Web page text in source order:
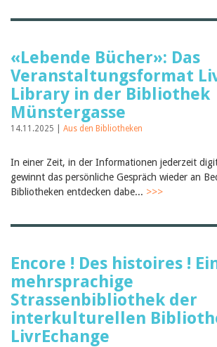
März 2026
September 2025
Juli 2025
Juni 2025
März 2025
Februar 2025
2024
2021
2020
2019
2014
2013
2012
«Lebende Bücher»: Das
Veranstaltungsformat
Library in der Bibliothek
Münstergasse
14.11.2025 | Aus den Bibliotheken
In einer Zeit, in der Informationen jederzeit
gewinnt das persönliche Gespräch wieder an
Bibliotheken entdecken dabe... >>>
Encore ! Des histoires !
mehrsprachige
Strassenbibliothek der
interkulturellen
LivrEchange